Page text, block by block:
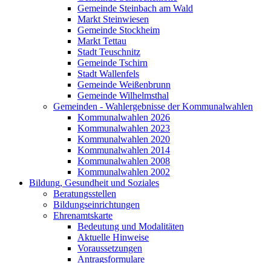
Gemeinde Steinbach am Wald
Markt Steinwiesen
Gemeinde Stockheim
Markt Tettau
Stadt Teuschnitz
Gemeinde Tschirn
Stadt Wallenfels
Gemeinde Weißenbrunn
Gemeinde Wilhelmsthal
Gemeinden - Wahlergebnisse der Kommunalwahlen
Kommunalwahlen 2026
Kommunalwahlen 2023
Kommunalwahlen 2020
Kommunalwahlen 2014
Kommunalwahlen 2008
Kommunalwahlen 2002
Bildung, Gesundheit und Soziales
Beratungsstellen
Bildungseinrichtungen
Ehrenamtskarte
Bedeutung und Modalitäten
Aktuelle Hinweise
Voraussetzungen
Antragsformulare